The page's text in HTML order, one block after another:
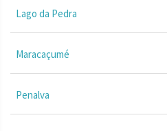
Lago da Pedra
Maracaçumé
Penalva